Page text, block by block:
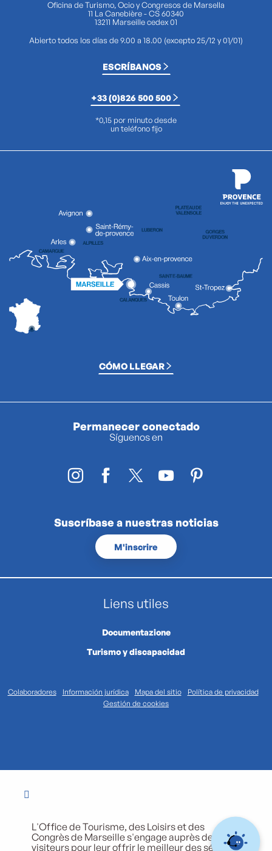
Oficina de Turismo, Ocio y Congresos de Marsella
11 La Canebière - CS 60340
13211 Marseille cedex 01
Abierto todos los días de 9.00 a 18.00 (excepto 25/12 y 01/01)
ESCRÍBANOS
+33 (0)826 500 500
*0,15 por minuto desde
un teléfono fijo
CÓMO LLEGAR
Permanecer conectado
Síguenos en
Suscríbase a nuestras noticias
M'inscrire
Liens utiles
Documentazione
Turismo y discapacidad
Colaboradores Información jurídica Mapa del sitio
Política de privacidad
Gestión de cookies
L'Office de Tourisme, des Loisirs et des
Congrès de Marseille s'engage auprès de ses
visiteurs pour leur offrir le meilleur des séjours.